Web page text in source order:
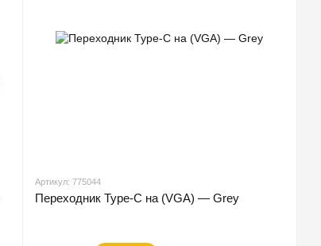
Артикул: 775044
Переходник Type-C на (VGA) — Grey